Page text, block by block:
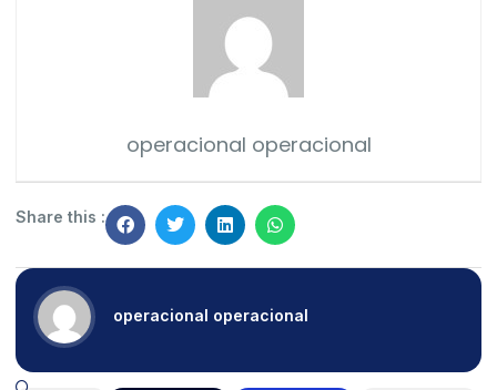
operacional operacional
Share this :
operacional operacional